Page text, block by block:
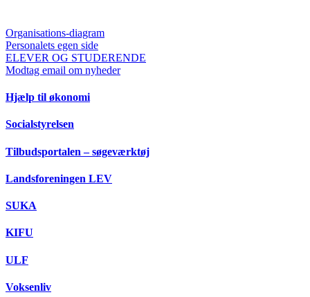
Organisations-diagram
Personalets egen side
ELEVER OG STUDERENDE
Modtag email om nyheder
Hjælp til økonomi
Socialstyrelsen
Tilbudsportalen – søgeværktøj
Landsforeningen LEV
SUKA
KIFU
ULF
Voksenliv